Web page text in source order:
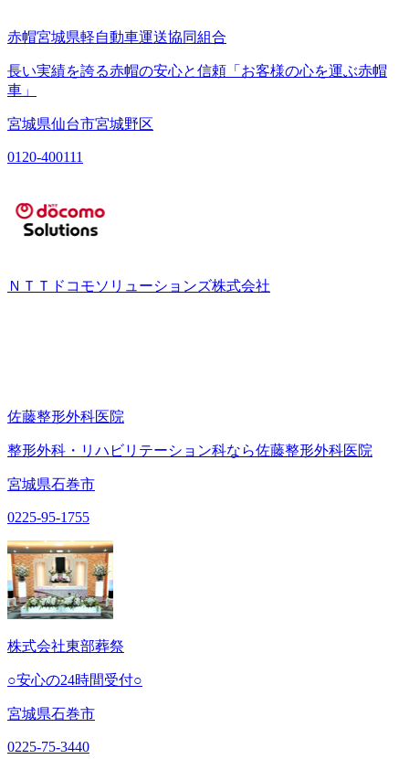
赤帽宮城県軽自動車運送協同組合
長い実績を誇る赤帽の安心と信頼「お客様の心を運ぶ赤帽
車」
宮城県仙台市宮城野区
0120-400111
ＮＴＴドコモソリューションズ株式会社
佐藤整形外科医院
整形外科・リハビリテーション科なら佐藤整形外科医院
宮城県石巻市
0225-95-1755
株式会社東部葬祭
○安心の24時間受付○
宮城県石巻市
0225-75-3440